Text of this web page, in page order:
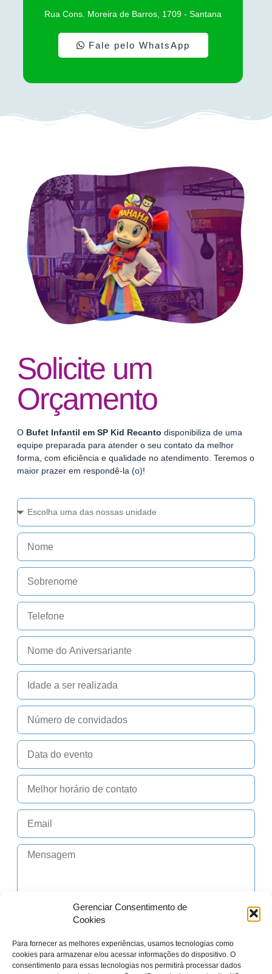
Gerenciar Consentimento de
Cookies
Para fornecer as melhores experiências, usamos tecnologias como
cookies para armazenar e/ou acessar informações do dispositivo. O
consentimento para essas tecnologias nos permitirá processar dados
Rua Cons. Moreira de Barros, 1709 - Santana
Fale pelo WhatsApp
Solicite um
Orçamento
O Bufet Infantil em SP Kid Recanto disponibiliza de uma
equipe preparada para atender o seu contato da melhor
forma, com eficiência e qualidade no atendimento. Teremos o
maior prazer em respondê-la (o)!
Enviar Orçamento